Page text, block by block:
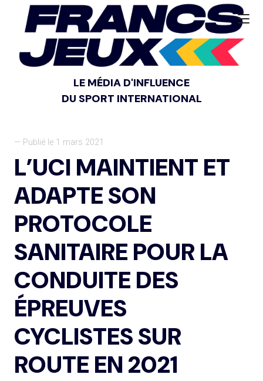
LE MÉDIA D'INFLUENCE
DU SPORT INTERNATIONAL
— Publié le 1 mars 2021
L’UCI MAINTIENT ET
ADAPTE SON
PROTOCOLE
SANITAIRE POUR LA
CONDUITE DES
ÉPREUVES
CYCLISTES SUR
ROUTE EN 2021